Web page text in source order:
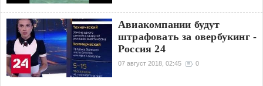
Авиакомпании будут
штрафовать за овербукинг -
Россия 24
07 август 2018, 02:45 0